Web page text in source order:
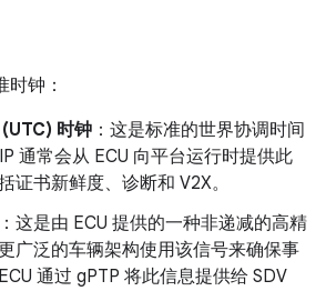
时钟：
时钟 ：这是标准的世界协调时间
通常会从 ECU 向平台运行时提供此
证书新鲜度、诊断和 V2X。
：这是由 ECU 提供的一种非递减的高精
广泛的车辆架构使用该信号来确保事
通过 gPTP 将此信息提供给 SDV